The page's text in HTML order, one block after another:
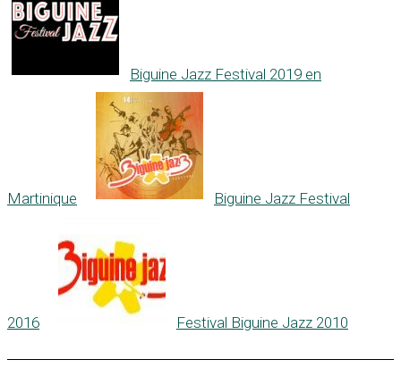
Biguine Jazz Festival 2019 en
Martinique Biguine Jazz Festival
2016 Festival Biguine Jazz 2010